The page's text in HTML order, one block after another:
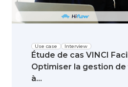
Interview
Use case
Étude de cas VINCI
Optimiser la gestion
à...